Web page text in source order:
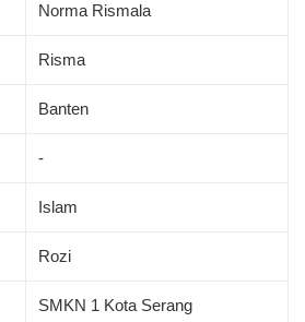
Norma Rismala
Risma
Banten
-
Islam
Rozi
SMKN 1 Kota Serang